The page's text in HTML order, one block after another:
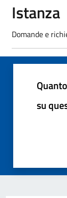
Istanza
Domande e
su